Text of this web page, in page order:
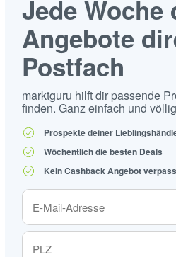
Jede Woche
Angebote
Postfach
marktguru hilft dir passende
finden. Ganz einfach und
Prospekte deiner
Wöchentlich die besten Deals
Kein Cashback Angebot